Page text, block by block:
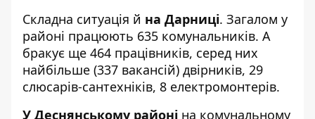
Складна ситуація й на Дарниці. Загалом у
районі працюють 635 комунальників. А
бракує ще 464 працівників, серед них
найбільше (337 вакансій) двірників, 29
слюсарів-сантехніків, 8 електромонтерів.
У Деснянському районі на комунальному